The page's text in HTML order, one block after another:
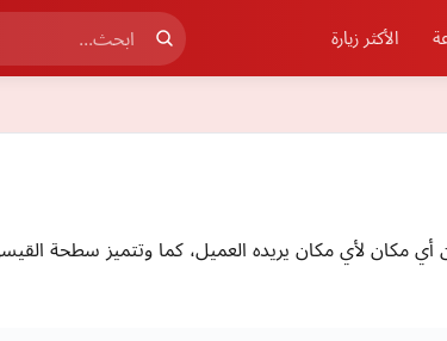
الأكثر زيارة
مكان لأي مكان يريده العميل، كما وتتميز سطحة